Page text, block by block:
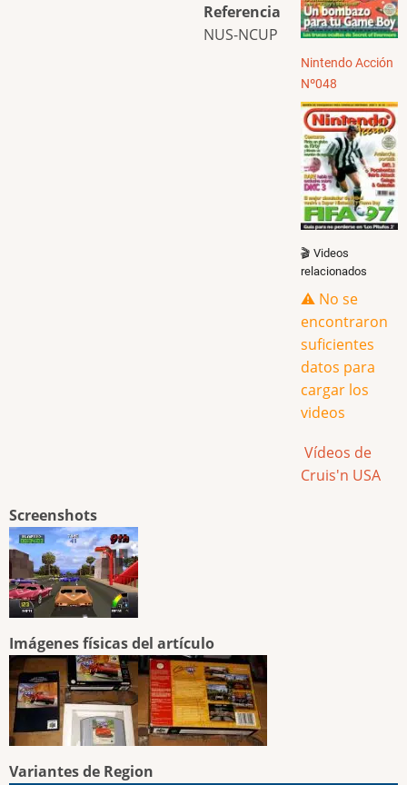
Referencia
NUS-NCUP
Nintendo Acción
Nº048
🎬 Videos
relacionados
⚠️ No se
encontraron
suficientes
datos para
cargar los
videos
Vídeos de
Cruis'n USA
Screenshots
Imágenes físicas del artículo
Variantes de Region